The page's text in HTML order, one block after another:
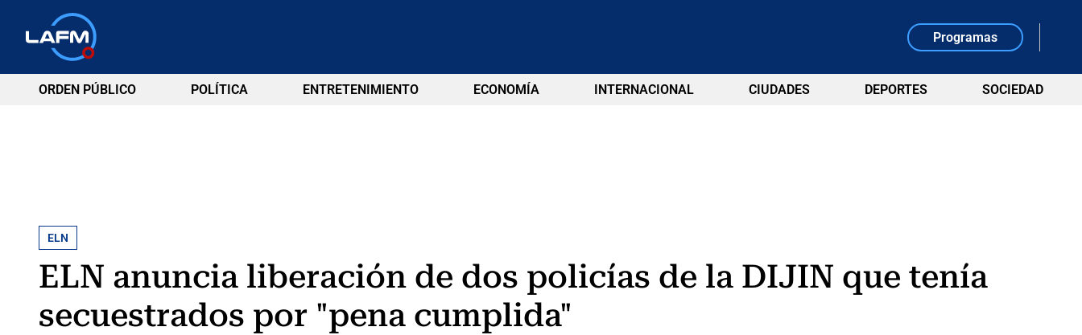
Programas
ORDEN PÚBLICO POLÍTICA ENTRETENIMIENTO ECONOMÍA INTERNACIONAL CIUDADES DEPORTES SOCIEDAD
ELN
ELN anuncia liberación de dos policías de la DIJIN que tenía
secuestrados por "pena cumplida"